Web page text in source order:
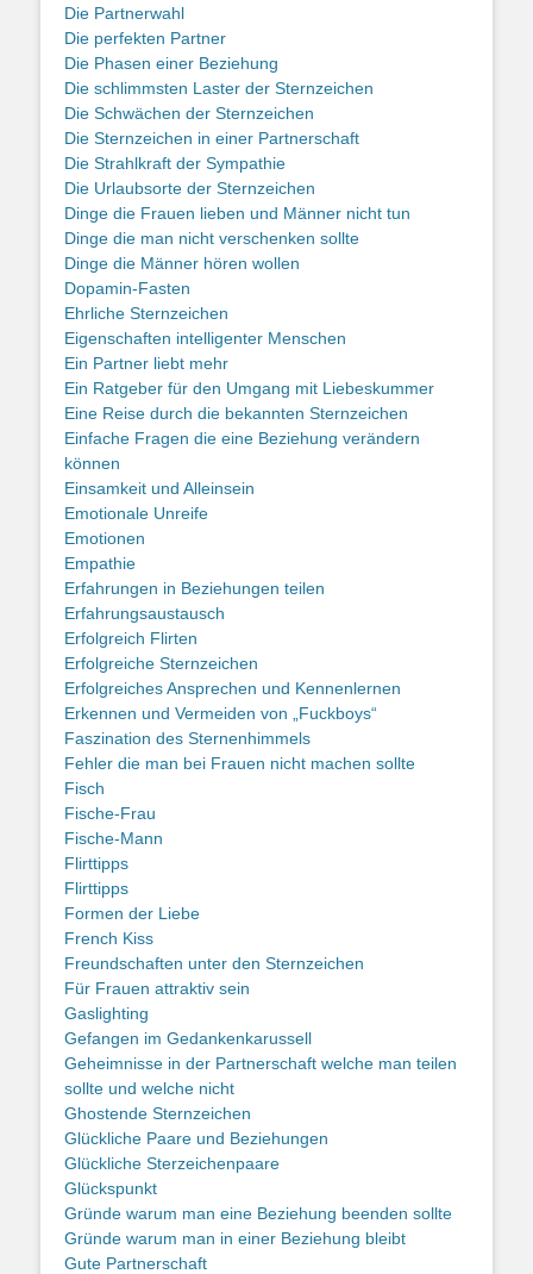
Die Partnerwahl
Die perfekten Partner
Die Phasen einer Beziehung
Die schlimmsten Laster der Sternzeichen
Die Schwächen der Sternzeichen
Die Sternzeichen in einer Partnerschaft
Die Strahlkraft der Sympathie
Die Urlaubsorte der Sternzeichen
Dinge die Frauen lieben und Männer nicht tun
Dinge die man nicht verschenken sollte
Dinge die Männer hören wollen
Dopamin-Fasten
Ehrliche Sternzeichen
Eigenschaften intelligenter Menschen
Ein Partner liebt mehr
Ein Ratgeber für den Umgang mit Liebeskummer
Eine Reise durch die bekannten Sternzeichen
Einfache Fragen die eine Beziehung verändern
können
Einsamkeit und Alleinsein
Emotionale Unreife
Emotionen
Empathie
Erfahrungen in Beziehungen teilen
Erfahrungsaustausch
Erfolgreich Flirten
Erfolgreiche Sternzeichen
Erfolgreiches Ansprechen und Kennenlernen
Erkennen und Vermeiden von „Fuckboys“
Faszination des Sternenhimmels
Fehler die man bei Frauen nicht machen sollte
Fisch
Fische-Frau
Fische-Mann
Flirttipps
Flirttipps
Formen der Liebe
French Kiss
Freundschaften unter den Sternzeichen
Für Frauen attraktiv sein
Gaslighting
Gefangen im Gedankenkarussell
Geheimnisse in der Partnerschaft welche man teilen
sollte und welche nicht
Ghostende Sternzeichen
Glückliche Paare und Beziehungen
Glückliche Sterzeichenpaare
Glückspunkt
Gründe warum man eine Beziehung beenden sollte
Gründe warum man in einer Beziehung bleibt
Gute Partnerschaft